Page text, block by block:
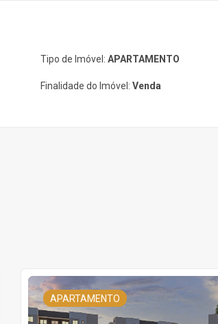
Tipo de Imóvel: APARTAMENTO
Finalidade do Imóvel: Venda
APARTAMENTO